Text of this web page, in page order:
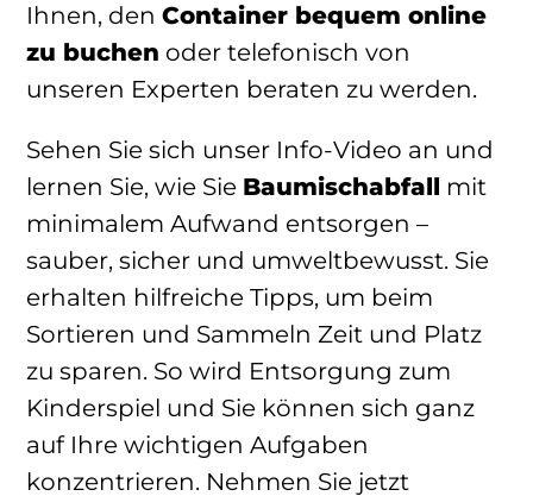
Ihnen, den Container bequem online
zu buchen oder telefonisch von
unseren Experten beraten zu werden.
Sehen Sie sich unser Info-Video an und
lernen Sie, wie Sie Baumischabfall mit
minimalem Aufwand entsorgen –
sauber, sicher und umweltbewusst. Sie
erhalten hilfreiche Tipps, um beim
Sortieren und Sammeln Zeit und Platz
zu sparen. So wird Entsorgung zum
Kinderspiel und Sie können sich ganz
auf Ihre wichtigen Aufgaben
konzentrieren. Nehmen Sie jetzt